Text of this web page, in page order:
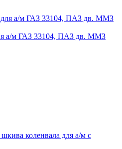
а/м ГАЗ 33104, ПАЗ дв. ММЗ